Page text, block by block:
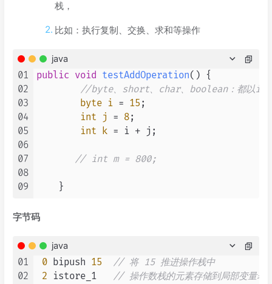
栈，
比如：执行复制、交换、求和等操作
java
01
02
03
04
05
06
07
08
09
public void testAddOperation() {
//byte、short、char、boolean：都以int
byte i = 15 ;
int
j = 8;
int k = i + j;
// int m = 800;
字节码
java
01
02
0 bipush 15
// 将 15 推进操作栈中
2 istore_1 // 操作数栈的元素存储到局部变量表